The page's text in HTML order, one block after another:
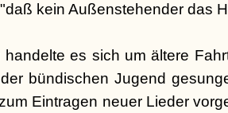
kein Außenstehender das
es sich um ältere
bündischen Jugend
Eintragen neuer Lieder